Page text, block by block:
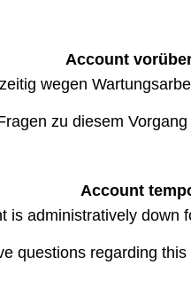
Account
wegen
zu diesem
Account
is administratively down
questions regarding